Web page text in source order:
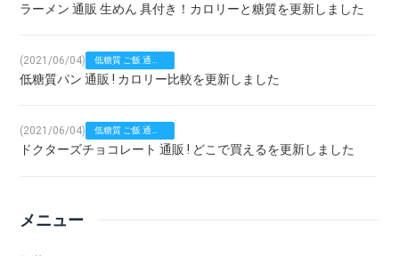
通販！送料無料
ラーメン 通販 生めん 具付き！カロリーと糖質を更新しました
(2021/06/04)
低糖質 ご飯 通販 !
どこが安全で安い
低糖質パン 通販 ! カロリー比較を更新しました
(2021/06/04)
低糖質 ご飯 通販 !
どこが安全で安い
ドクターズチョコレート 通販 ! どこで買えるを更新しました
防災グッズ 経験者 スマホ充電 ! キャンプグッズを更新しました
メニュー